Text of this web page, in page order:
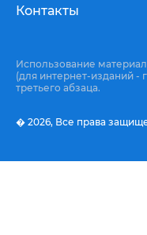
Контакты
Использование
(для интернет-изданий -
третьего абзаца.
� 2026, Все права